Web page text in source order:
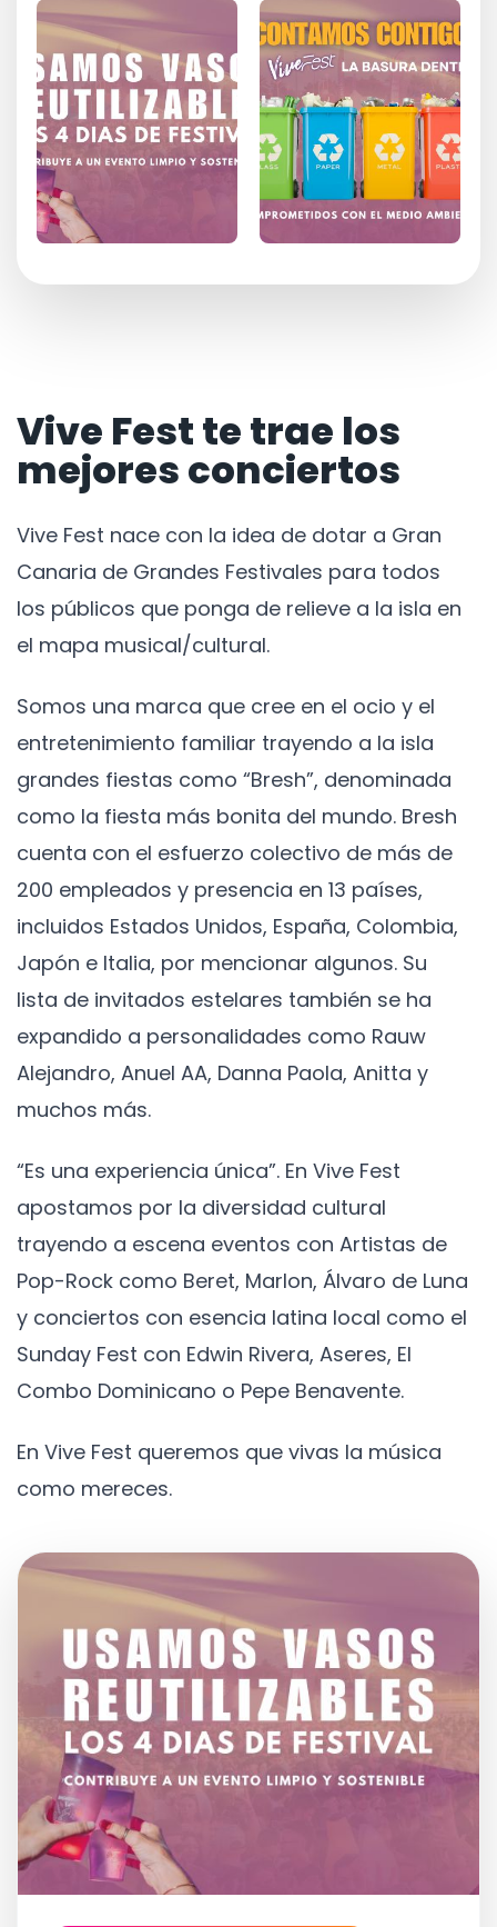
Vive Fest te trae los
mejores conciertos
Vive Fest nace con la idea de dotar a Gran
Canaria de Grandes Festivales para todos
los públicos que ponga de relieve a la isla en
el mapa musical/cultural.
Somos una marca que cree en el ocio y el
entretenimiento familiar trayendo a la isla
grandes fiestas como “Bresh”, denominada
como la fiesta más bonita del mundo. Bresh
cuenta con el esfuerzo colectivo de más de
200 empleados y presencia en 13 países,
incluidos Estados Unidos, España, Colombia,
Japón e Italia, por mencionar algunos. Su
lista de invitados estelares también se ha
expandido a personalidades como Rauw
Alejandro, Anuel AA, Danna Paola, Anitta y
muchos más.
“Es una experiencia única”. En Vive Fest
apostamos por la diversidad cultural
trayendo a escena eventos con Artistas de
Pop-Rock como Beret, Marlon, Álvaro de Luna
y conciertos con esencia latina local como el
Sunday Fest con Edwin Rivera, Aseres, El
Combo Dominicano o Pepe Benavente.
En Vive Fest queremos que vivas la música
como mereces.